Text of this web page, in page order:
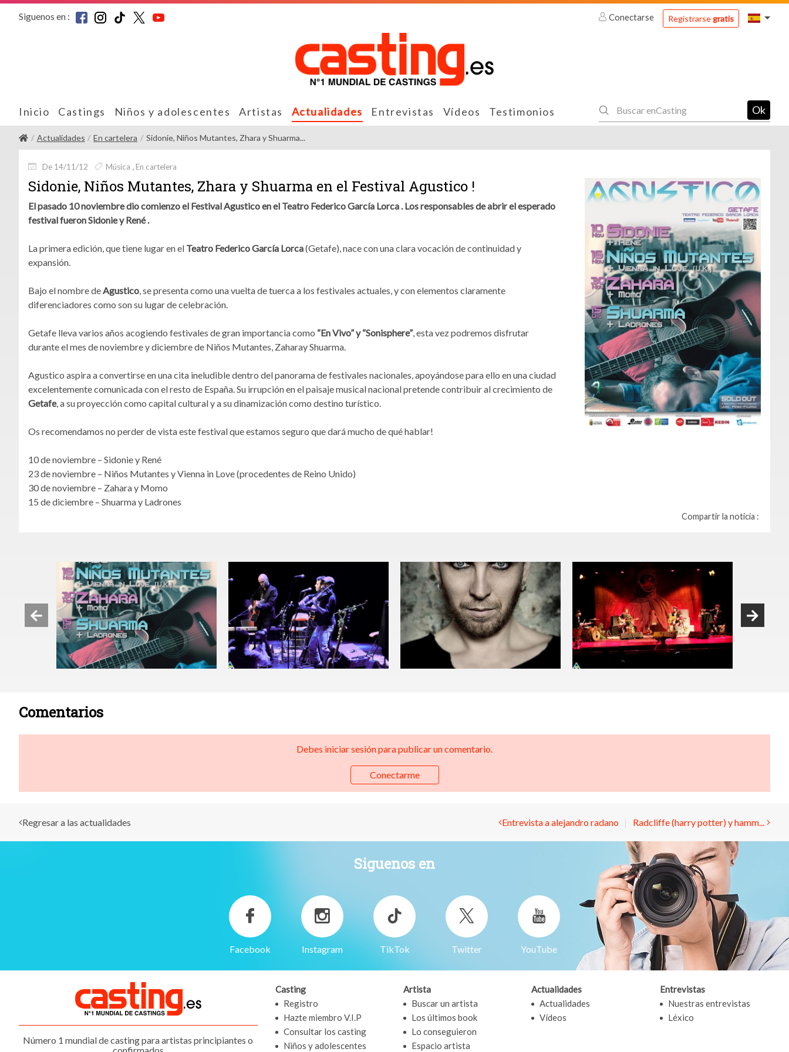
Siguenos en : Conectarse Registrarsegratis
Inicio Castings Niños y adolescentes Artistas Actualidades Entrevistas Vídeos Testimonios Ok
Actualidades En cartelera Sidonie, Niños Mutantes, Zhara y Shuarma...
De 14/11/12 Música En cartelera
Sidonie, Niños Mutantes, Zhara y Shuarma en el Festival Agustico !
El pasado 10 noviembre dio comienzo el Festival Agustico en el Teatro Federico García Lorca . Los responsables de abrir el esperado
festival fueron Sidonie y René .
La primera edición, que tiene lugar en el Teatro Federico García Lorca(Getafe), nace con una clara vocación de continuidad y
expansión.
Bajo el nombre deAgustico, se presenta como una vuelta de tuerca a los festivales actuales, y con elementos claramente
diferenciadores como son su lugar de celebración.
Getafe lleva varios años acogiendo festivales de gran importancia como “En Vivo” y “Sonisphere”, esta vez podremos disfrutar
durante el mes de noviembre y diciembre de Niños Mutantes, Zaharay Shuarma.
Agustico aspira a convertirse en una cita ineludible dentro del panorama de festivales nacionales, apoyándose para ello en una ciudad
excelentemente comunicada con el resto de España. Su irrupción en el paisaje musical nacional pretende contribuir al crecimiento de
Getafe, a su proyección como capital cultural y a su dinamización como destino turístico.
Os recomendamos no perder de vista este festival que estamos seguro que dará mucho de qué hablar!
10 de noviembre – Sidonie y René
23 de noviembre – Niños Mutantes y Vienna in Love (procedentes de Reino Unido)
30 de noviembre – Zahara y Momo
15 de diciembre – Shuarma y Ladrones
Compartir la noticia :
Comentarios
Debes iniciar sesión para publicar un comentario.
Conectarme
Regresar a las actualidades Entrevista a alejandro radano Radcliffe (harry potter) y hamm...
Siguenos en
Facebook Instagram TikTok Twitter YouTube
Número 1 mundial de casting para artistas principiantes o
Casting
Registro
Hazte miembro V.I.P
Consultar los casting
Niños y adolescentes
Artista
Buscar un artista
Los últimos book
Lo conseguieron
Espacio artista
Actualidades
Actualidades
Vídeos
Entrevistas
Nuestras entrevistas
Léxico
y mejorar el rendimiento y la seguridad del sitio web.
Para qué sirven estas cookies: